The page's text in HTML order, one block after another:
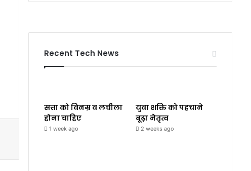
Recent Tech News
सत्ता को विनम्र व लचीला
होना चाहिए
1 week ago
युवा शक्ति को पहचाने
बूढ़ा नेतृत्व
2 weeks ago